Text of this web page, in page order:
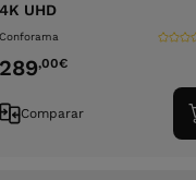
4K UHD
Conforama
289,00€
Comparar